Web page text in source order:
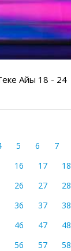
Айы 18 - 24
5 6 7
16 17 18
26 27 28
36 37 38
46 47 48
56 57 58